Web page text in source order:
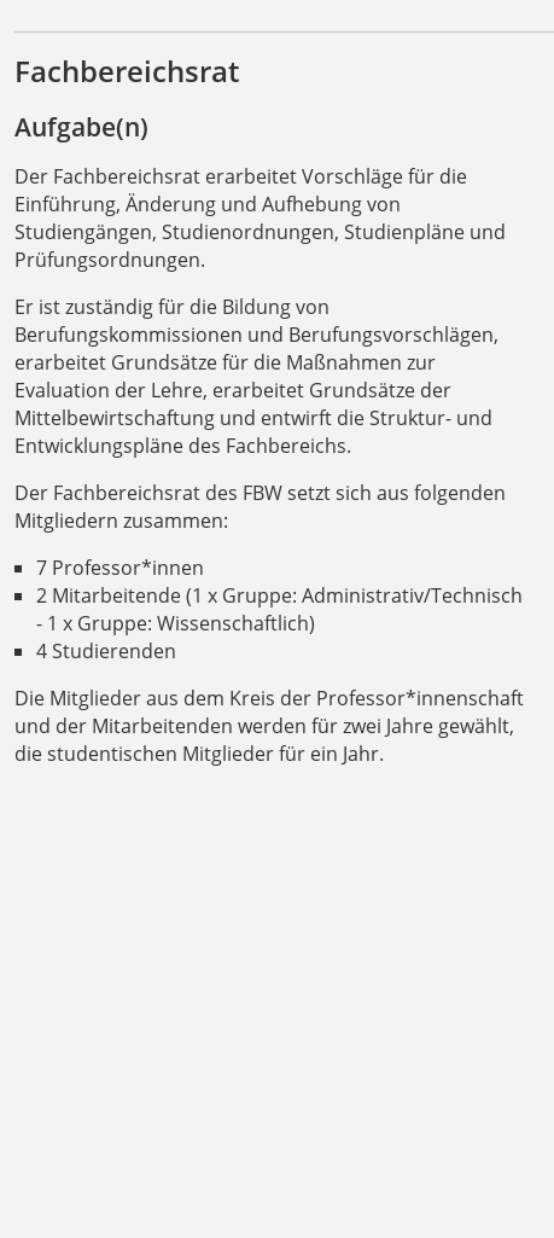
Fachbereichsrat
Aufgabe(n)
Der Fachbereichsrat erarbeitet Vorschläge für die
Einführung, Änderung und Aufhebung von
Studiengängen, Studienordnungen, Studienpläne und
Prüfungsordnungen.
Er ist zuständig für die Bildung von
Berufungskommissionen und Berufungsvorschlägen,
erarbeitet Grundsätze für die Maßnahmen zur
Evaluation der Lehre, erarbeitet Grundsätze der
Mittelbewirtschaftung und entwirft die Struktur- und
Entwicklungspläne des Fachbereichs.
Der Fachbereichsrat des FBW setzt sich aus folgenden
Mitgliedern zusammen:
7 Professor*innen
2 Mitarbeitende (1 x Gruppe: Administrativ/Technisch
- 1 x Gruppe: Wissenschaftlich)
4 Studierenden
Die Mitglieder aus dem Kreis der Professor*innenschaft
und der Mitarbeitenden werden für zwei Jahre gewählt,
die studentischen Mitglieder für ein Jahr.